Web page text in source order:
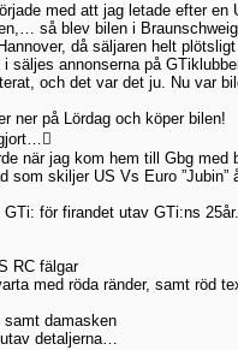
med att jag letade efter
så blev bilen i
då säljaren helt
säljes annonserna på
och det var det ju. Nu var
ner på Lördag och köper bilen!
när jag kom hem till Gbg
som skiljer US Vs Euro ”Jubin”
GTi: för firandet utav GTi:ns
RC fälgar
med röda ränder, samt röd
samt damasken
detaljerna…